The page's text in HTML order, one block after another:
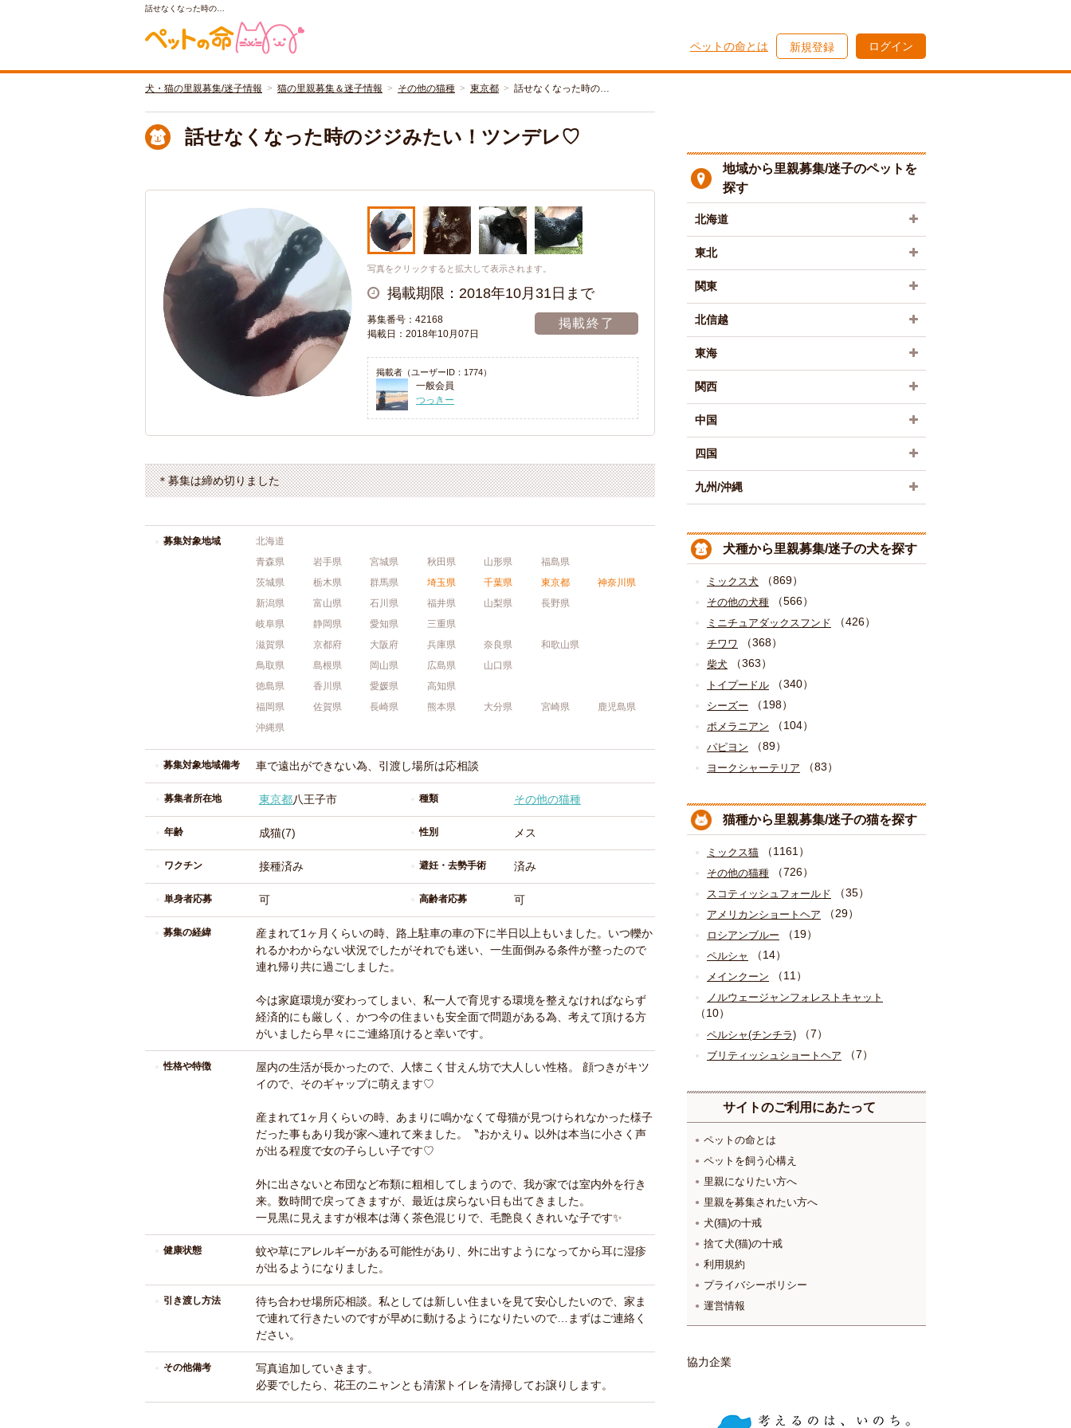
話せなくなった時の…
ペットの命とは 新規登録 ログイン
犬・猫の里親募集/迷子情報 猫の里親募集＆迷子情報 その他の猫種 東京都 話せなくなった時の…
話せなくなった時のジジみたい！ツンデレ♡
写真をクリックすると拡大して表示されます。
掲載期限：2018年10月31日まで
募集番号：42168
掲載日：2018年10月07日
掲載終了
掲載者（ユーザーID：1774）
一般会員
つっきー
＊募集は締め切りました
募集対象地域
北海道
青森県
岩手県 宮城県 秋田県 山形県
福島県
茨城県
栃木県 群馬県 埼玉県 千葉県 東京都
神奈川県
新潟県
富山県 石川県 福井県 山梨県
長野県
岐阜県
静岡県 愛知県
三重県
滋賀県
京都府 大阪府 兵庫県 奈良県
和歌山県
鳥取県
島根県 岡山県 広島県
山口県
徳島県
香川県 愛媛県
高知県
福岡県
佐賀県 長崎県 熊本県 大分県 宮崎県
鹿児島県
沖縄県
募集対象地域備考 車で遠出ができない為、引渡し場所は応相談
募集者所在地 東京都八王子市 種類 その他の猫種
年齢 成猫(7) 性別 メス
ワクチン 接種済み 避妊・去勢手術 済み
単身者応募 可 高齢者応募 可
募集の経緯
産まれて1ヶ月くらいの時、路上駐車の車の下に半日以上もいました。いつ轢か
れるかわからない状況でしたがそれでも迷い、一生面倒みる条件が整ったので
連れ帰り共に過ごしました。
今は家庭環境が変わってしまい、私一人で育児する環境を整えなければならず
経済的にも厳しく、かつ今の住まいも安全面で問題がある為、考えて頂ける方
がいましたら早々にご連絡頂けると幸いです。
性格や特徴
屋内の生活が長かったので、人懐こく甘えん坊で大人しい性格。 顔つきがキツ
イので、そのギャップに萌えます♡
産まれて1ヶ月くらいの時、あまりに鳴かなくて母猫が見つけられなかった様子
だった事もあり我が家へ連れて来ました。〝おかえり〟以外は本当に小さく声
が出る程度で女の子らしい子です♡
外に出さないと布団など布類に粗相してしまうので、我が家では室内外を行き
来。数時間で戻ってきますが、最近は戻らない日も出てきました。
一見黒に見えますが根本は薄く茶色混じりで、毛艶良くきれいな子です✨
健康状態
蚊や草にアレルギーがある可能性があり、外に出すようになってから耳に湿疹
が出るようになりました。
引き渡し方法
待ち合わせ場所応相談。私としては新しい住まいを見て安心したいので、家ま
で連れて行きたいのですが早めに動けるようになりたいので…まずはご連絡く
ださい。
その他備考
写真追加していきます。
必要でしたら、花王のニャンとも清潔トイレを清掃してお譲りします。
地域から里親募集/迷子のペットを
探す
北海道
東北
関東
北信越
東海
関西
中国
四国
九州/沖縄
犬種から里親募集/迷子の犬を探す
ミックス犬 （869）
その他の犬種 （566）
ミニチュアダックスフンド （426）
チワワ （368）
柴犬 （363）
トイプードル （340）
シーズー （198）
ポメラニアン （104）
パピヨン （89）
ヨークシャーテリア （83）
猫種から里親募集/迷子の猫を探す
ミックス猫 （1161）
その他の猫種 （726）
スコティッシュフォールド （35）
アメリカンショートヘア （29）
ロシアンブルー （19）
ペルシャ （14）
メインクーン （11）
ノルウェージャンフォレストキャット
（10）
ペルシャ(チンチラ) （7）
ブリティッシュショートヘア （7）
サイトのご利用にあたって
ペットの命とは
ペットを飼う心構え
里親になりたい方へ
里親を募集されたい方へ
犬(猫)の十戒
捨て犬(猫)の十戒
利用規約
プライバシーポリシー
運営情報
協力企業